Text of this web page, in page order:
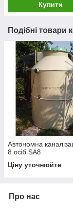
Купити
Подібні товари
Автономна
8 осіб SA8
Ціну уточнюйте
Про нас